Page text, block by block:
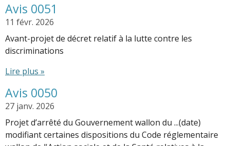
Avis 0051
11 févr. 2026
Avant-projet de décret relatif à la lutte contre les
discriminations
Lire plus »
Avis 0050
27 janv. 2026
Projet d’arrêté du Gouvernement wallon du ...(date)
modifiant certaines dispositions du Code réglementaire